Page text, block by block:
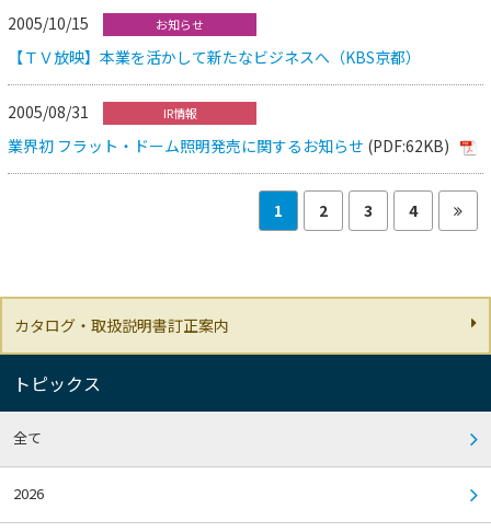
2005/10/15 お知らせ
【ＴＶ放映】本業を活かして新たなビジネスへ（KBS京都）
2005/08/31 IR情報
業界初 フラット・ドーム照明発売に関するお知らせ (PDF:62KB)
1 2 3 4
カタログ・取扱説明書訂正案内
トピックス
全て
2026